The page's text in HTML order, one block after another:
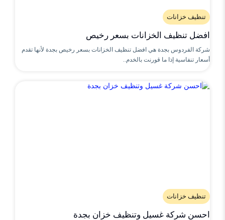
تنظيف خزانات
افضل تنظيف الخزانات بسعر رخيص
شركة الفردوس بجدة هي افضل تنظيف الخزانات بسعر رخيص بجدة لأنها تقدم
أسعار تنفاسية إذا ما قورنت بالخدم..
تنظيف خزانات
احسن شركة غسيل وتنظيف خزان بجدة